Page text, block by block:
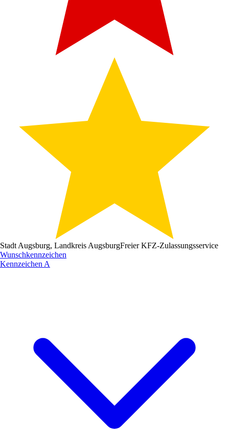
Stadt Augsburg, Landkreis AugsburgFreier KFZ-Zulassungsservice
Wunschkennzeichen
Kennzeichen A